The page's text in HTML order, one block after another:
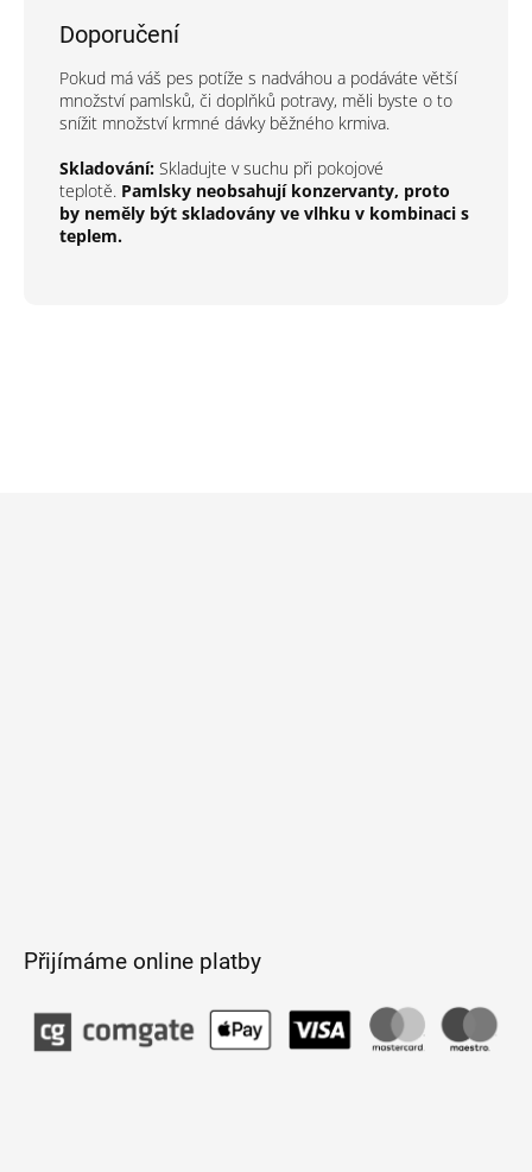
Doporučení
Pokud má váš pes potíže s nadváhou a podáváte větší
množství pamlsků, či doplňků potravy, měli byste o to
snížit množství krmné dávky běžného krmiva.
Skladování: Skladujte v suchu při pokojové
teplotě. Pamlsky neobsahují konzervanty, proto
by neměly být skladovány ve vlhku v kombinaci s
teplem.
Přijímáme online platby